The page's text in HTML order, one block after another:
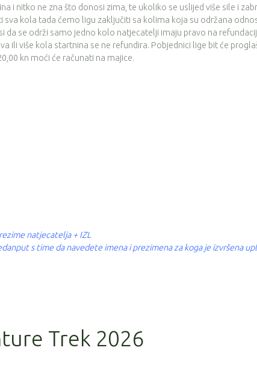
nitko ne zna što donosi zima, te ukoliko se uslijed više sile i
sva kola tada ćemo ligu zaključiti sa kolima koja su održana
da se održi samo jedno kolo natjecatelji imaju pravo na
ili više kola startnina se ne refundira. Pobjednici lige bit će
kn moći će računati na majice.
natjecatelja + IZL
s time da navedete imena i prezimena za koga je izvršena
Trek 2026